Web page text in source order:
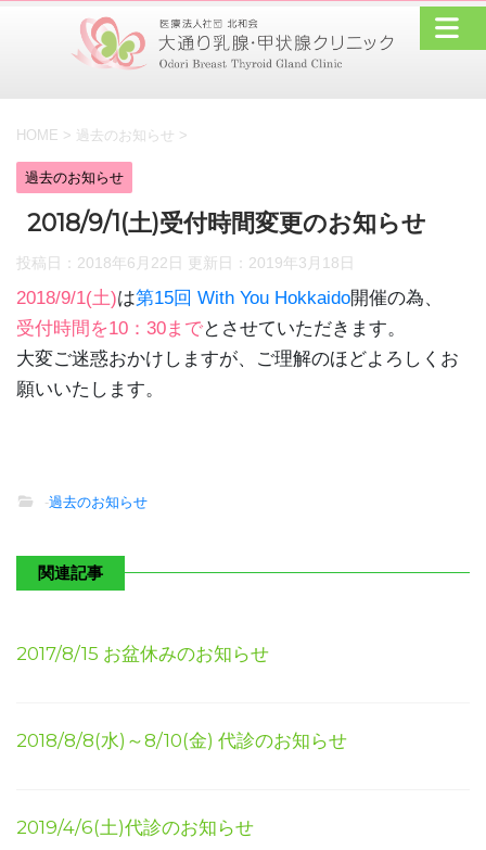
HOME > 過去のお知らせ >
過去のお知らせ
2018/9/1(土)受付時間変更のお知らせ
投稿日：2018年6月22日 更新日： 2019年3月18日
2018/9/1(土)は第15回 With You Hokkaido開催の為、
受付時間を10：30までとさせていただきます。
大変ご迷惑おかけしますが、ご理解のほどよろしくお
願いいたします。
-過去のお知らせ
関連記事
2017/8/15 お盆休みのお知らせ
2018/8/8(水)～8/10(金) 代診のお知らせ
2019/4/6(土)代診のお知らせ